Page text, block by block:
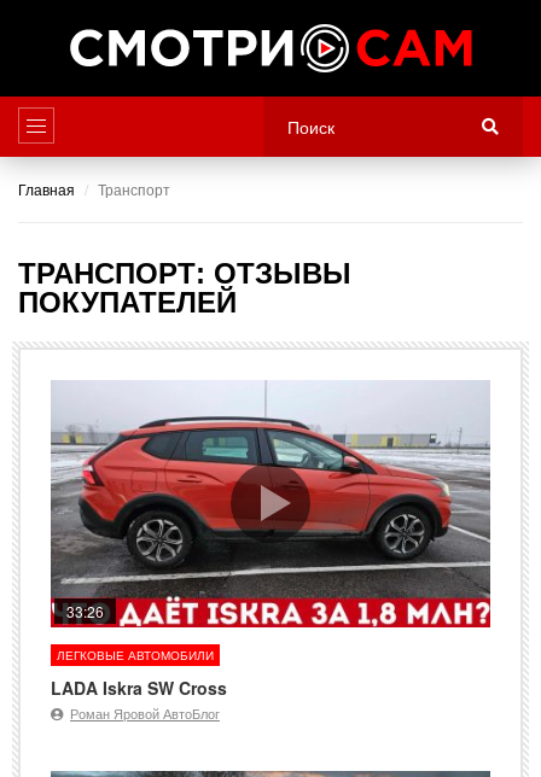
Главная Транспорт
ТРАНСПОРТ: ОТЗЫВЫ
ПОКУПАТЕЛЕЙ
33:26
ЛЕГКОВЫЕ АВТОМОБИЛИ
LADA Iskra SW Cross
Роман Яровой АвтоБлог